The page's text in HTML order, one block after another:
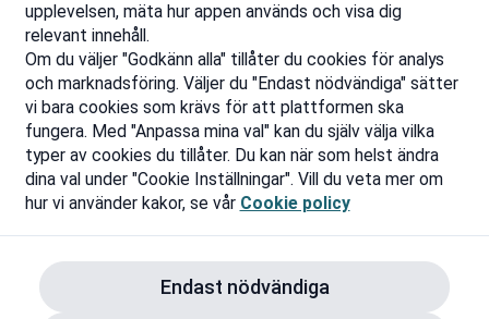
upplevelsen, mäta hur appen används och visa dig
relevant innehåll.
Om du väljer "Godkänn alla" tillåter du cookies för analys
och marknadsföring. Väljer du "Endast nödvändiga" sätter
vi bara cookies som krävs för att plattformen ska
fungera. Med "Anpassa mina val" kan du själv välja vilka
typer av cookies du tillåter. Du kan när som helst ändra
dina val under "Cookie Inställningar". Vill du veta mer om
hur vi använder kakor, se vår Cookie policy
Endast nödvändiga